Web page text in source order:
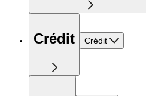
Crédit Crédit